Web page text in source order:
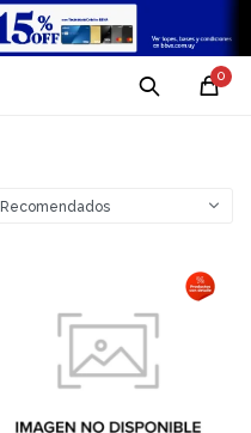
0
Recomendados